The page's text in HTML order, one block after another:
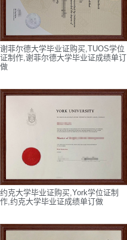
谢菲尔德大学毕业证购买,TUOS学位
证制作,谢菲尔德大学毕业证成绩单订
做
约克大学毕业证购买,York学位证制
作,约克大学毕业证成绩单订做